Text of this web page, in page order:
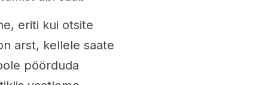
eriti kui otsite
arst, kellele saate
pöörduda